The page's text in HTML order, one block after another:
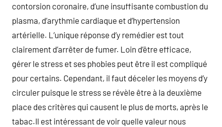
contorsion coronaire, d’une insuffisante combustion du
plasma, d’arythmie cardiaque et d’hypertension
artérielle. L’unique réponse d’y remédier est tout
clairement d’arrêter de fumer. Loin d’être efficace,
gérer le stress et ses phobies peut être il est compliqué
pour certains. Cependant, il faut déceler les moyens d’y
circuler puisque le stress se révèle être à la deuxième
place des critères qui causent le plus de morts, après le
tabac.Il est intéressant de voir quelle valeur nous